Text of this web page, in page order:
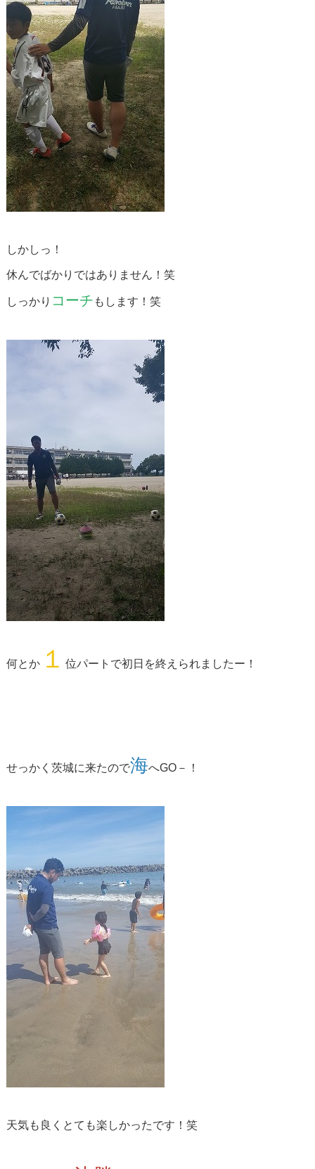
しかしっ！
休んでばかりではありません！笑
しっかり コーチ もします！笑
何とか１ 位パートで初日を終えられましたー！
せっかく茨城に来たので海へGO－！
天気も良くとても楽しかったです！笑